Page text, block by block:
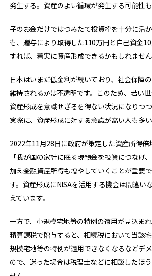
発生する。資産のよい循環が発生する可能性も
子のお金だけではつみたて投資枠を十分に活
も、贈与により取得した110万円と自己資金
すれば、着実に資産形成できるかもしれません
日本はいまだ低金利が続いており、社会保障の
維持されるかは不透明です。このため、若い
資産形成を意識せざるを得ない状況になりつつ
実際に、資産形成に対する意識が高い人も多い
2022年11月28日に政府が策定した資産所得倍
「我が国の家計に眠る現預金を投資につなげ
加え金融資産所得も増やしていくことが重要
す。資産形成にNISAを活用する機会は間違い
えています。
一方で、小規模宅地等の特例の適用が見込ま
精算課税で贈与すると、相続税において当該
規模宅地等の特例が適用できなくなるなどデ
ので、迷った場合は税理士などに相談したほ